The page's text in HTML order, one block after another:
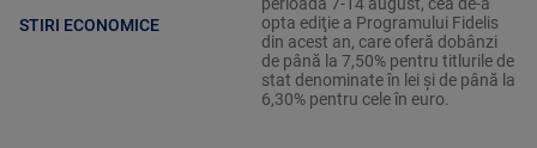
STIRI ECONOMICE
opta ediţie a Programului Fidelis
din acest an, care oferă dobânzi
de până la 7,50% pentru titlurile de
stat denominate în lei şi de până la
6,30% pentru cele în euro.